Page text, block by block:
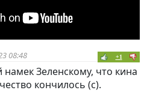
08:48 +1
Зеленскому, что кина
кончилось (с).